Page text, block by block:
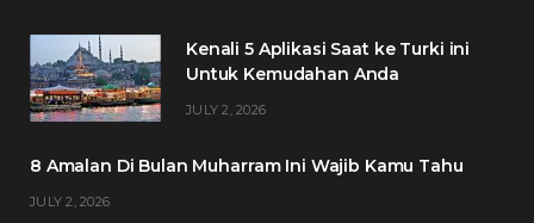
b
t
a
e
Kenali 5 Aplikasi Saat ke Turki ini
Untuk Kemudahan Anda
JULY 2, 2026
8 Amalan Di Bulan Muharram Ini Wajib Kamu Tahu
JULY 2, 2026